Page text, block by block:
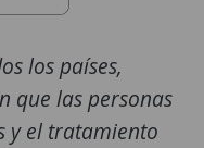
los países,
que las personas
y el tratamiento